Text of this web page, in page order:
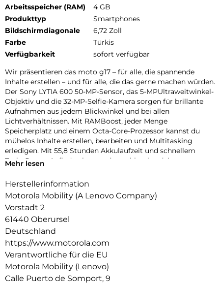
Arbeitsspeicher (RAM)
4 GB
Produkttyp
Smartphones
Bildschirmdiagonale
6,72 Zoll
Farbe
Türkis
Verfügbarkeit
sofort verfügbar
Wir präsentieren das moto g17 – für alle, die spannende
Inhalte erstellen – und für alle, die das gerne machen würden.
Der Sony LYTIA 600 50-MP-Sensor, das 5-MPUltraweitwinkel-
Objektiv und die 32-MP-Selfie-Kamera sorgen für brillante
Aufnahmen aus jedem Blickwinkel und bei allen
Lichtverhältnissen. Mit RAMBoost, jeder Menge
Speicherplatz und einem Octa-Core-Prozessor kannst du
mühelos Inhalte erstellen, bearbeiten und Multitasking
erledigen. Mit 55,8 Stunden Akkulaufzeit und schnellem
TurboPower-Aufladen kannst du problemlos deine
dir deine Creators,Reels und Videos auf einem scharfen,
und Dolby Atmos-Sound an. Und das alles mit einem
hochwertigen Look-and-Feel, und in einer Qualität, die auf
Langlebigkeit ausgelegt ist. Das neue moto g17 ist in jeder
Hinsicht ein Gewinner.
Mehr lesen
Herstellerinformation
Motorola Mobility (A Lenovo Company)
Vorstadt 2
61440 Oberursel
Deutschland
https://www.motorola.com
Verantwortliche für die EU
Motorola Mobility (Lenovo)
Calle Puerto de Somport, 9